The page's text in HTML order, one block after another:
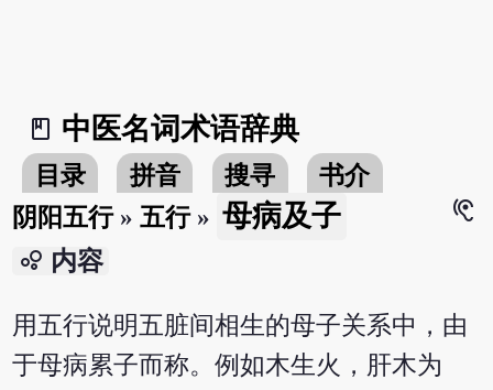
book_2
中医名词术语辞典
目录 拼音 搜寻
书介
阴阳五行»五行» 母病及子
hearing
bubble_chart 内容
用五行说明五脏间相生的母子关系中，由
于母病累子而称。例如木生火，肝木为